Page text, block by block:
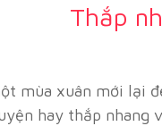
Thắp
mùa xuân mới lại
hay thắp